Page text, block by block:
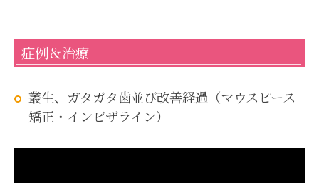
症例＆治療
叢生、ガタガタ歯並び改善経過（マウスピース
矯正・インビザライン）